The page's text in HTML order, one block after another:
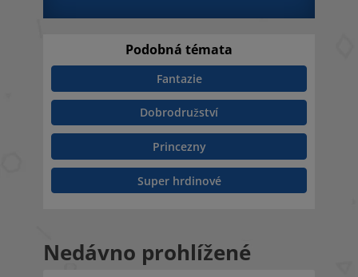
Podobná témata
Fantazie
Dobrodružství
Princezny
Super hrdinové
Nedávno prohlížené